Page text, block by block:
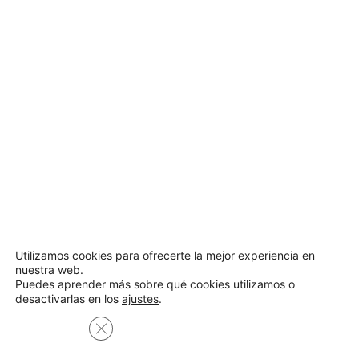
Utilizamos cookies para ofrecerte la mejor experiencia en
nuestra web.
Puedes aprender más sobre qué cookies utilizamos o
desactivarlas en los ajustes.
Cerrar el banner de cookies RGPD